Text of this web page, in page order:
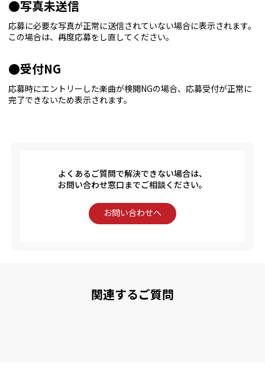
●写真未送信
応募に必要な写真が正常に送信されていない場合に表示されます。
この場合は、再度応募をし直してください。
●受付NG
応募時にエントリーした楽曲が検閲NGの場合、応募受付が正常に
完了できないため表示されます。
よくあるご質問で解決できない場合は、
お問い合わせ窓口までご相談ください。
お問い合わせへ
関連するご質問